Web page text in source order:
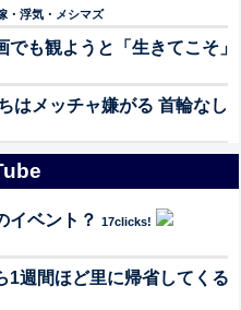
・浮気・メシマズ
でも観ようと「生きてこそ
はメッチャ嫌がる 首輪なし
イベント？
17clicks!
1週間ほど里に帰省してく